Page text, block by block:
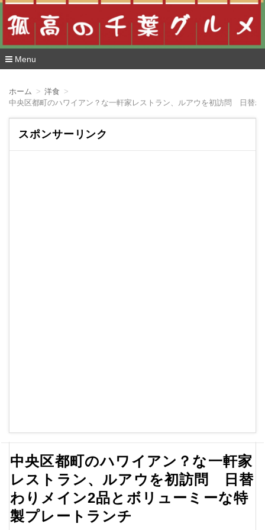
Menu
ホーム
洋食
中央区都町のハワイアン？な一軒家レストラン、ルアウを初訪問 日替
スポンサーリンク
中央区都町のハワイアン？な一軒家
レストラン、ルアウを初訪問 日替
わりメイン2品とボリューミーな特
製プレートランチ